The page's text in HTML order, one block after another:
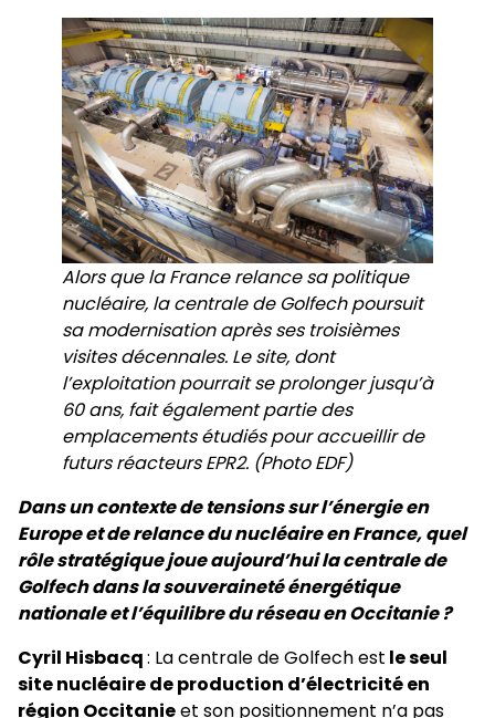
Alors que la France relance sa politique
nucléaire, la centrale de Golfech poursuit
sa modernisation après ses troisièmes
visites décennales. Le site, dont
l’exploitation pourrait se prolonger jusqu’à
60 ans, fait également partie des
emplacements étudiés pour accueillir de
futurs réacteurs EPR2. (Photo EDF)
Dans un contexte de tensions sur l’énergie en
Europe et de relance du nucléaire en France, quel
rôle stratégique joue aujourd’hui la centrale de
Golfech dans la souveraineté énergétique
nationale et l’équilibre du réseau en Occitanie ?
Cyril Hisbacq: La centrale de Golfech est le seul
site nucléaire de production d’électricité en
région Occitanieet son positionnement n’a pas